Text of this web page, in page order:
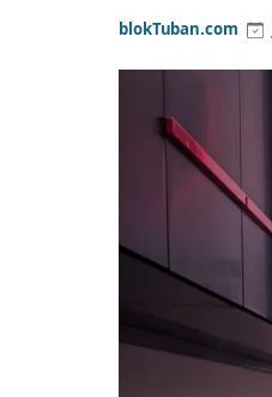
blokTuban.com